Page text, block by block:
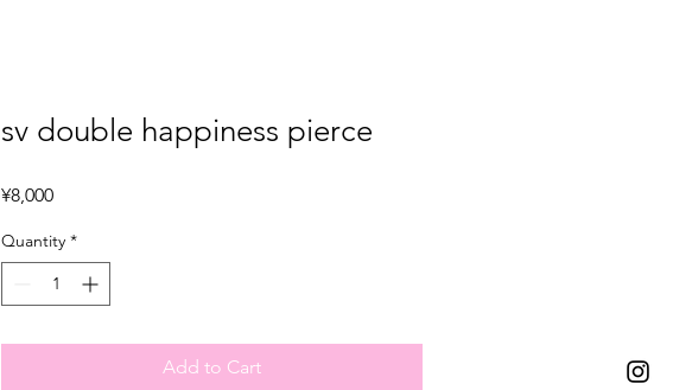
sv double happiness pierce
¥8,000Price
Quantity *
Add to Cart